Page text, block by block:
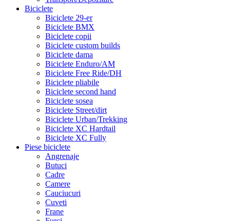
Biciclete
Biciclete 29-er
Biciclete BMX
Biciclete copii
Biciclete custom builds
Biciclete dama
Biciclete Enduro/AM
Biciclete Free Ride/DH
Biciclete pliabile
Biciclete second hand
Biciclete sosea
Biciclete Street/dirt
Biciclete Urban/Trekking
Biciclete XC Hardtail
Biciclete XC Fully
Piese biciclete
Angrenaje
Butuci
Cadre
Camere
Cauciucuri
Cuveti
Frane